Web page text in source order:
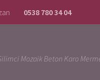
0538 780 34 04
Mozaik Beton Karo